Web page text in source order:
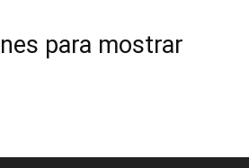
para mostrar